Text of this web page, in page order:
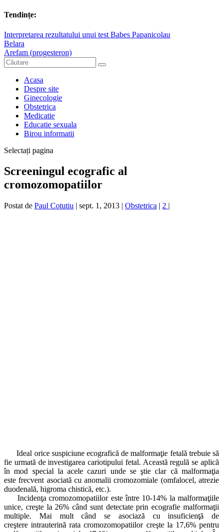
Tendințe:
Interpretarea rezultatului unui test Babes Papanicolau
Belara
Arefam (progesteron)
Acasa
Despre site
Ginecologie
Obstetrica
Medicatie
Educatie sexuala
Birou informatii
Selectați pagina
Screeningul ecografic al
cromozomopatiilor
Postat de Paul Cotutiu | sept. 1, 2013 | Obstetrica | 2 |
Ideal orice suspiciune ecografică de malformaţie fetală trebuie să
fie urmată de investigarea cariotipului fetal. Această regulă se aplică
în mod special la acele cazuri unde se ştie clar că malformaţia
este frecvent asociată cu anomalii cromozomiale (omfalocel, atrezie
duodenală, higroma chistică, etc.).
Incidenţa cromozomopatiilor este între 10-14% la malformaţiile
unice, creşte la 26% când sunt detectate prin ecografie malformaţii
multiple. Mai mult când se asociază cu insuficienţă de
creştere intrauterină rata cromozomopatiilor creşte la 17,6% pentru